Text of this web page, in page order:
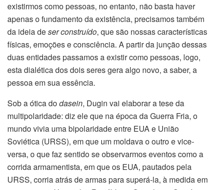
existirmos como pessoas, no entanto, não basta haver
apenas o fundamento da existência, precisamos também
da ideia deser construído, que são nossas características
físicas, emoções e consciência. A partir da junção dessas
duas entidades passamos a existir como pessoas, logo,
esta dialética dos dois seres gera algo novo, a saber, a
pessoa em sua essência.
Sob a ótica dodasein, Dugin vai elaborar a tese da
multipolaridade: diz ele que na época da Guerra Fria, o
mundo vivia uma bipolaridade entre EUA e União
Soviética (URSS), em que um moldava o outro e vice-
versa, o que faz sentido se observarmos eventos como a
corrida armamentista, em que os EUA, pautados pela
URSS, corria atrás de armas para superá-la, à medida em